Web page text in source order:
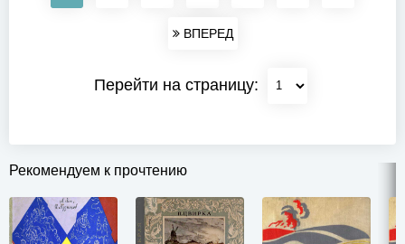
ВПЕРЕД
Перейти на страницу:
Рекомендуем к прочтению